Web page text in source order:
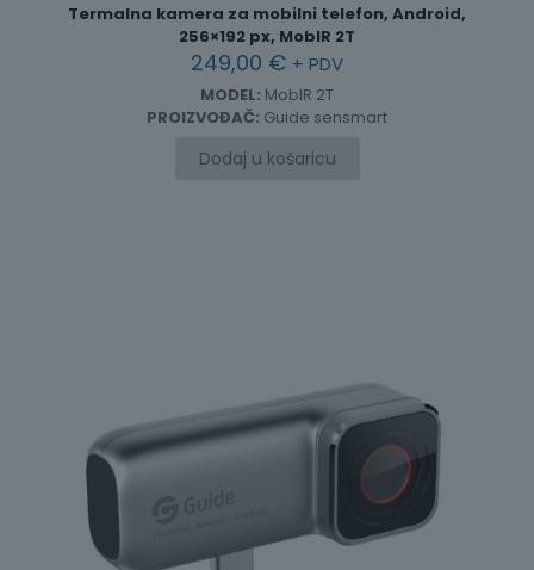
Termalna kamera za mobilni telefon, Android,
256×192 px, MobIR 2T
249,00 € + PDV
MODEL: MobIR 2T
PROIZVOĐAČ: Guide sensmart
Dodaj u košaricu